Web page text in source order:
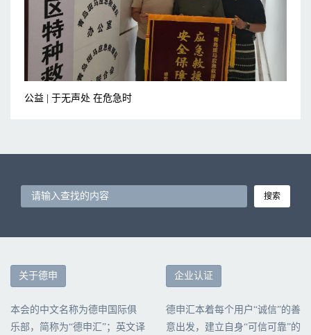
公益 | 于无声处 在危急时
搜索
关于德申
本会的中文名称为德申国际俱
乐部，简称为“德申汇”；英文译
企业认证
德申汇本着每个用户“诚信”的善
意出发，建立自身“可信可靠”的